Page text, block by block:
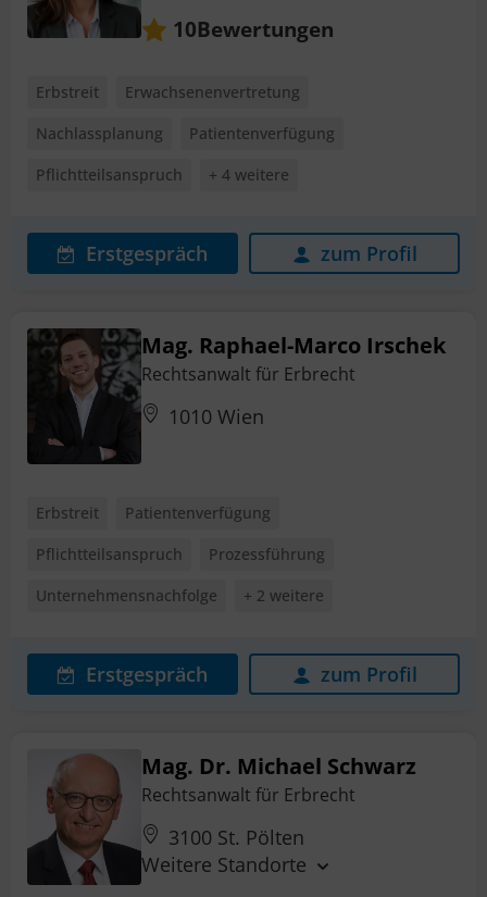
10Bewertungen
Erbstreit
Erwachsenenvertretung
Nachlassplanung
Patientenverfügung
Pflichtteilsanspruch
+ 4 weitere
Erstgespräch zum Profil
Mag. Raphael-Marco Irschek
Rechtsanwalt für Erbrecht
1010 Wien
Erbstreit
Patientenverfügung
Pflichtteilsanspruch
Prozessführung
Unternehmensnachfolge
+ 2 weitere
Erstgespräch zum Profil
Mag. Dr. Michael Schwarz
Rechtsanwalt für Erbrecht
3100 St. Pölten
Weitere Standorte